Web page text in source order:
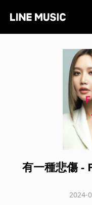
有一種悲傷 -
2024-